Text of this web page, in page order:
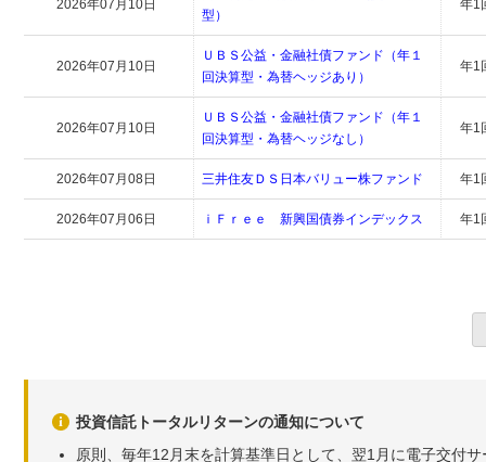
2026年07月10日
型）
年1
2026年07月10日
ＵＢＳ公益・金融社債ファンド（年１
回決算型・為替ヘッジあり）
年1
2026年07月10日
ＵＢＳ公益・金融社債ファンド（年１
回決算型・為替ヘッジなし）
年1
2026年07月08日 三井住友ＤＳ日本バリュー株ファンド 年1
2026年07月06日 ｉＦｒｅｅ 新興国債券インデックス 年1
投資信託トータルリターンの通知について
原則、毎年12月末を計算基準日として、翌1月に電子交付